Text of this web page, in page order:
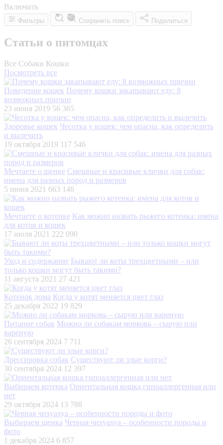
Включить
Фильтры Сохранить поиск Поделиться
Статьи о питомцах
Все Собаки Кошки
Посмотреть все
Поведение кошек Почему кошки закапывают еду: 8
возможных причин
23 июня 2019 56 365
Здоровье кошек Чесотка у кошек: чем опасна, как определить
и вылечить
19 октября 2019 117 546
Мечтаете о щенке Смешные и красивые клички для собак:
имена для разных пород и размеров
5 июня 2021 663 146
Мечтаете о котенке Как можно назвать рыжего котенка: имена
для котов и кошек
17 июля 2021 222 090
Уход и содержание Бывают ли коты трехцветными – или
только кошки могут быть такими?
11 августа 2021 27 421
Котенок дома Когда у котят меняется цвет глаз
25 декабря 2022 19 829
Питание собак Можно ли собакам морковь – сырую или
вареную
26 сентября 2024 7 711
Дрессировка собак Существуют ли злые корги?
30 сентября 2024 12 397
Выбираем котенка Ориентальная кошка гипоаллергенная или
нет
29 октября 2024 13 788
Выбираем щенка Черная чихуахуа – особенности породы и
фото
1 декабря 2024 6 857